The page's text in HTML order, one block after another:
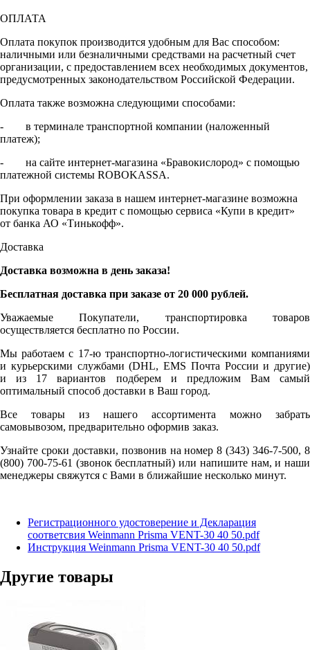
ОПЛАТА
Оплата покупок производится удобным для Вас способом:
наличными или безналичными средствами на расчетный счет
организации, с предоставлением всех необходимых документов,
предусмотренных законодательством Российской Федерации.
Оплата также возможна следующими способами:
- в терминале транспортной компании (наложенный
платеж);
- на сайте интернет-магазина «Бравокислород» с помощью
платежной системы ROBOKASSA.
При оформлении заказа в нашем интернет-магазине возможна
покупка товара в кредит с помощью сервиса «Купи в кредит»
от банка АО «Тинькофф».
Доставка
Доставка возможна в день заказа!
Бесплатная доставка при заказе от 20 000 рублей.
Уважаемые Покупатели, транспортировка товаров
осуществляется бесплатно по России.
Мы работаем с 17-ю транспортно-логистическими компаниями
и курьерскими службами (DHL, EMS Почта России и другие)
и из 17 вариантов подберем и предложим Вам самый
оптимальный способ доставки в Ваш город.
Все товары из нашего ассортимента можно забрать
самовывозом, предварительно оформив заказ.
Узнайте сроки доставки, позвонив на номер 8 (343) 346-7-500, 8
(800) 700-75-61 (звонок бесплатный) или напишите нам, и наши
менеджеры свяжутся с Вами в ближайшие несколько минут.
Регистрационного удостоверение и Декларация
соответсвия Weinmann Prisma VENT-30 40 50.pdf
Инструкция Weinmann Prisma VENT-30 40 50.pdf
Другие товары